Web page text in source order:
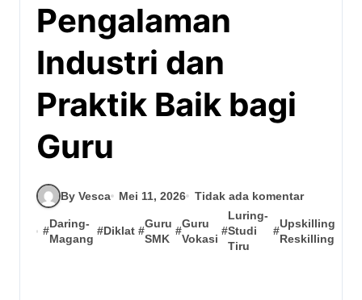
Pengalaman
Industri dan
Praktik Baik bagi
Guru
By Vesca Mei 11, 2026 Tidak ada komentar
#
Daring-
Magang
#Diklat #
Guru
SMK
#
Guru
Vokasi
#
Luring-
Studi
Tiru
#
Upskilling
Reskilling